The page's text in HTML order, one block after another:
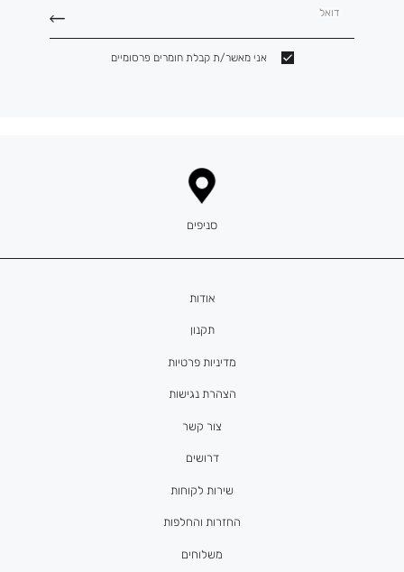
דואל
אני מאשר/ת קבלת חומרים פרסומיים
אודות
תקנון
מדיניות פרטיות
הצהרת נגישות
צור קשר
דרושים
סניפים
שירות לקוחות
החזרות והחלפות
משלוחים